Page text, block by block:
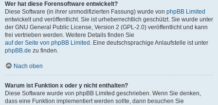
Wer hat diese Forensoftware entwickelt?
Diese Software (in ihrer unmodifizierten Fassung) wurde von phpBB Limited
entwickelt und veröffentlicht. Sie ist urheberrechtlich geschützt. Sie wurde unter
der GNU General Public License, Version 2 (GPL-2.0) veröffentlicht und kann
frei vertrieben werden. Weitere Details finden Sie
auf der Seite von phpBB Limited . Eine deutschsprachige Anlaufstelle ist unter
phpBB.de zu finden.
Nach oben
Warum ist Funktion x oder y nicht enthalten?
Diese Software wurde von phpBB Limited geschrieben. Wenn Sie denken,
dass eine Funktion implementiert werden sollte, dann besuchen Sie